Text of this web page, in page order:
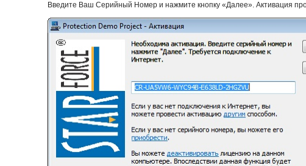
Введите Ваш Серийный Номер и нажмите кнопку «Далее». Активация